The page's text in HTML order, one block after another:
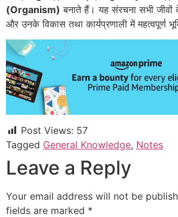
(Organism) बनाते हैं। यह संरचना सभी
और उनके विकास तथा कार्यप्रणाली में महत्वपूर्ण
Post Views: 57
Tagged General Knowledge, Notes
Leave a Reply
Your email address will not be
fields are marked *